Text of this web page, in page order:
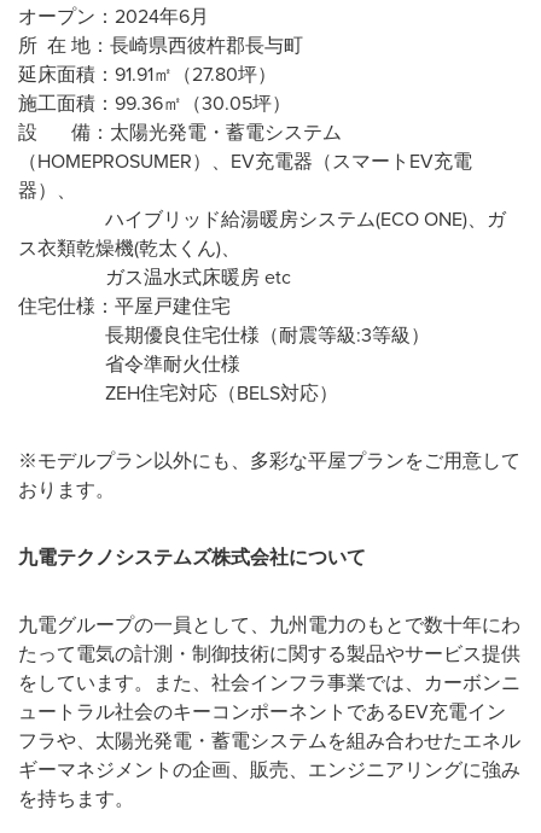
オープン：2024年6月
所 在 地：長崎県西彼杵郡長与町
延床面積：91.91㎡（27.80坪）
施工面積：99.36㎡（30.05坪）
設 備：太陽光発電・蓄電システム
（HOMEPROSUMER）、EV充電器（スマートEV充電
器）、
ハイブリッド給湯暖房システム(ECO ONE)、ガ
ス衣類乾燥機(乾太くん)、
ガス温水式床暖房 etc
住宅仕様：平屋戸建住宅
長期優良住宅仕様（耐震等級:3等級）
省令準耐火仕様
ZEH住宅対応（BELS対応）
※モデルプラン以外にも、多彩な平屋プランをご用意して
おります。
九電テクノシステムズ株式会社について
九電グループの一員として、九州電力のもとで数十年にわ
たって電気の計測・制御技術に関する製品やサービス提供
をしています。また、社会インフラ事業では、カーボンニ
ュートラル社会のキーコンポーネントであるEV充電イン
フラや、太陽光発電・蓄電システムを組み合わせたエネル
ギーマネジメントの企画、販売、エンジニアリングに強み
を持ちます。